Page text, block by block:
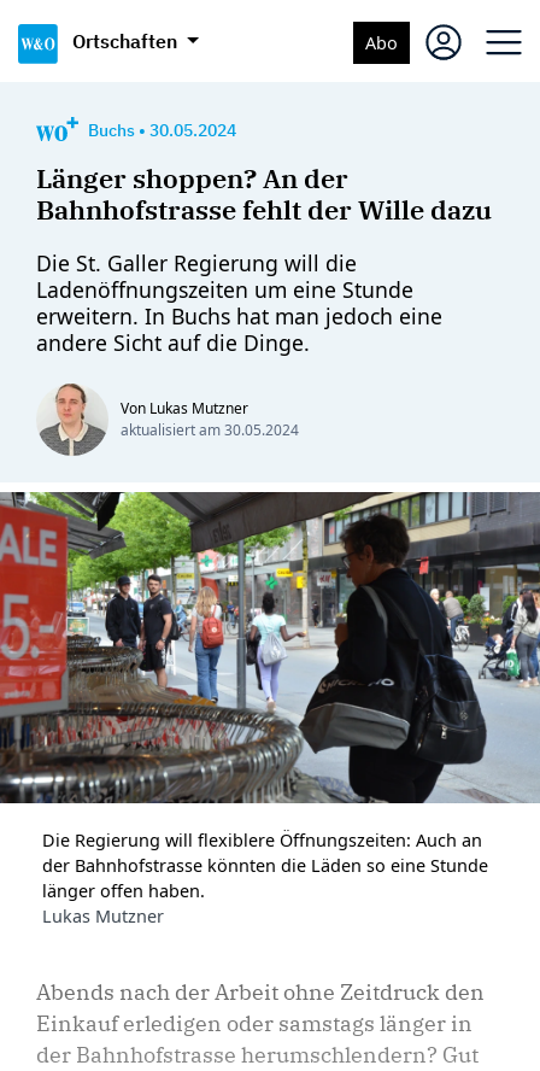
Ortschaften Abo
Buchs • 30.05.2024
Länger shoppen? An der
Bahnhofstrasse fehlt der Wille dazu
Die St. Galler Regierung will die
Ladenöffnungszeiten um eine Stunde
erweitern. In Buchs hat man jedoch eine
andere Sicht auf die Dinge.
Von Lukas Mutzner
aktualisiert am30.05.2024
Die Regierung will flexiblere Öffnungszeiten: Auch an
der Bahnhofstrasse könnten die Läden so eine Stunde
länger offen haben.
Lukas Mutzner
Abends nach der Arbeit ohne Zeitdruck den
Einkauf erledigen oder samstags länger in
der Bahnhofstrasse herumschlendern? Gut